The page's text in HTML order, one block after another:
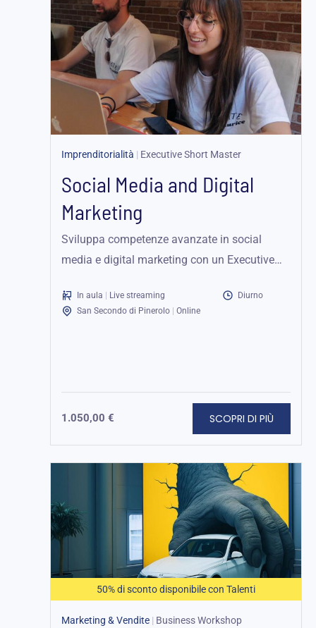
Imprenditorialità | Executive Short Master
Social Media and Digital
Marketing
Sviluppa competenze avanzate in social
media e digital marketing con un Executive
In aula Live streaming
Diurno
San Secondo di Pinerolo
Online
1.050,00 € SCOPRI DI PIÙ
50% di sconto disponibile con Talenti
Marketing & Vendite | Business Workshop
Fascia
di
prezzo:
da
125,00 €
187,25 €